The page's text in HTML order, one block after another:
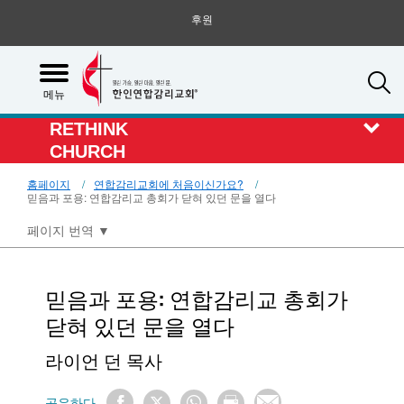
후원
메뉴
RETHINK
CHURCH
홈페이지
연합감리교회에 처음이신가요?
믿음과 포용: 연합감리교 총회가 닫혀 있던 문을 열다
페이지 번역 ▼
믿음과 포용: 연합감리교 총회가
닫혀 있던 문을 열다
라이언 던 목사